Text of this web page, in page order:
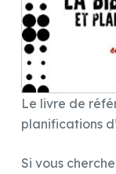
Le livre de
planifications
Si vous